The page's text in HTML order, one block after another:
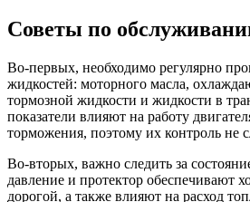
Советы по
Во-первых, необходимо регулярно
жидкостей: моторного масла,
тормозной жидкости и жидкости в
показатели влияют на работу
торможения, поэтому их контроль не
Во-вторых, важно следить за
давление и протектор обеспечивают
дорогой, а также влияют на расход